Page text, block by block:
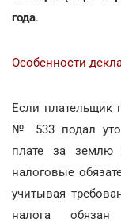
года.
Особенности
Если плательщик
№ 533 подал
плате за землю
налоговые
учитывая
налога